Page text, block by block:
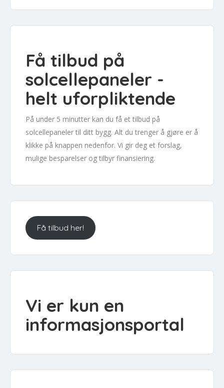
Få tilbud på
solcellepaneler -
helt uforpliktende
På under 5 minutter kan du få et tilbud på
solcellepaneler til ditt bygg. Alt du trenger å gjøre er å
klikke på knappen nedenfor. Vi gir deg et forslag,
mulige besparelser og tilbyr finansiering.
Få tilbud her!
Vi er kun en
informasjonsportal